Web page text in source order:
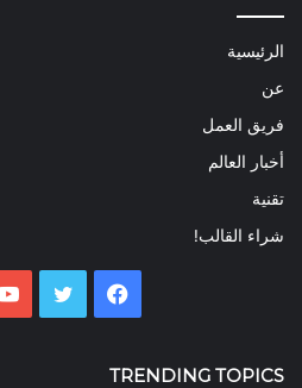
الرئيسية
عن
فريق العمل
أخبار العالم
تقنية
شراء القالب!
فيسبوك تويتر
TRENDING TOPICS